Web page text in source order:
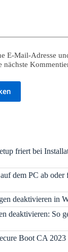
E-Mail-Adresse
friert bei
dem PC ab oder
deaktivieren in
deaktivieren: So
Boot CA